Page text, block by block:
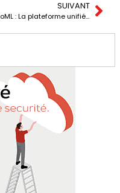
SUIVANT
BentoML : La plateforme unifiée pour servir des modèles d’IA de manière efficace